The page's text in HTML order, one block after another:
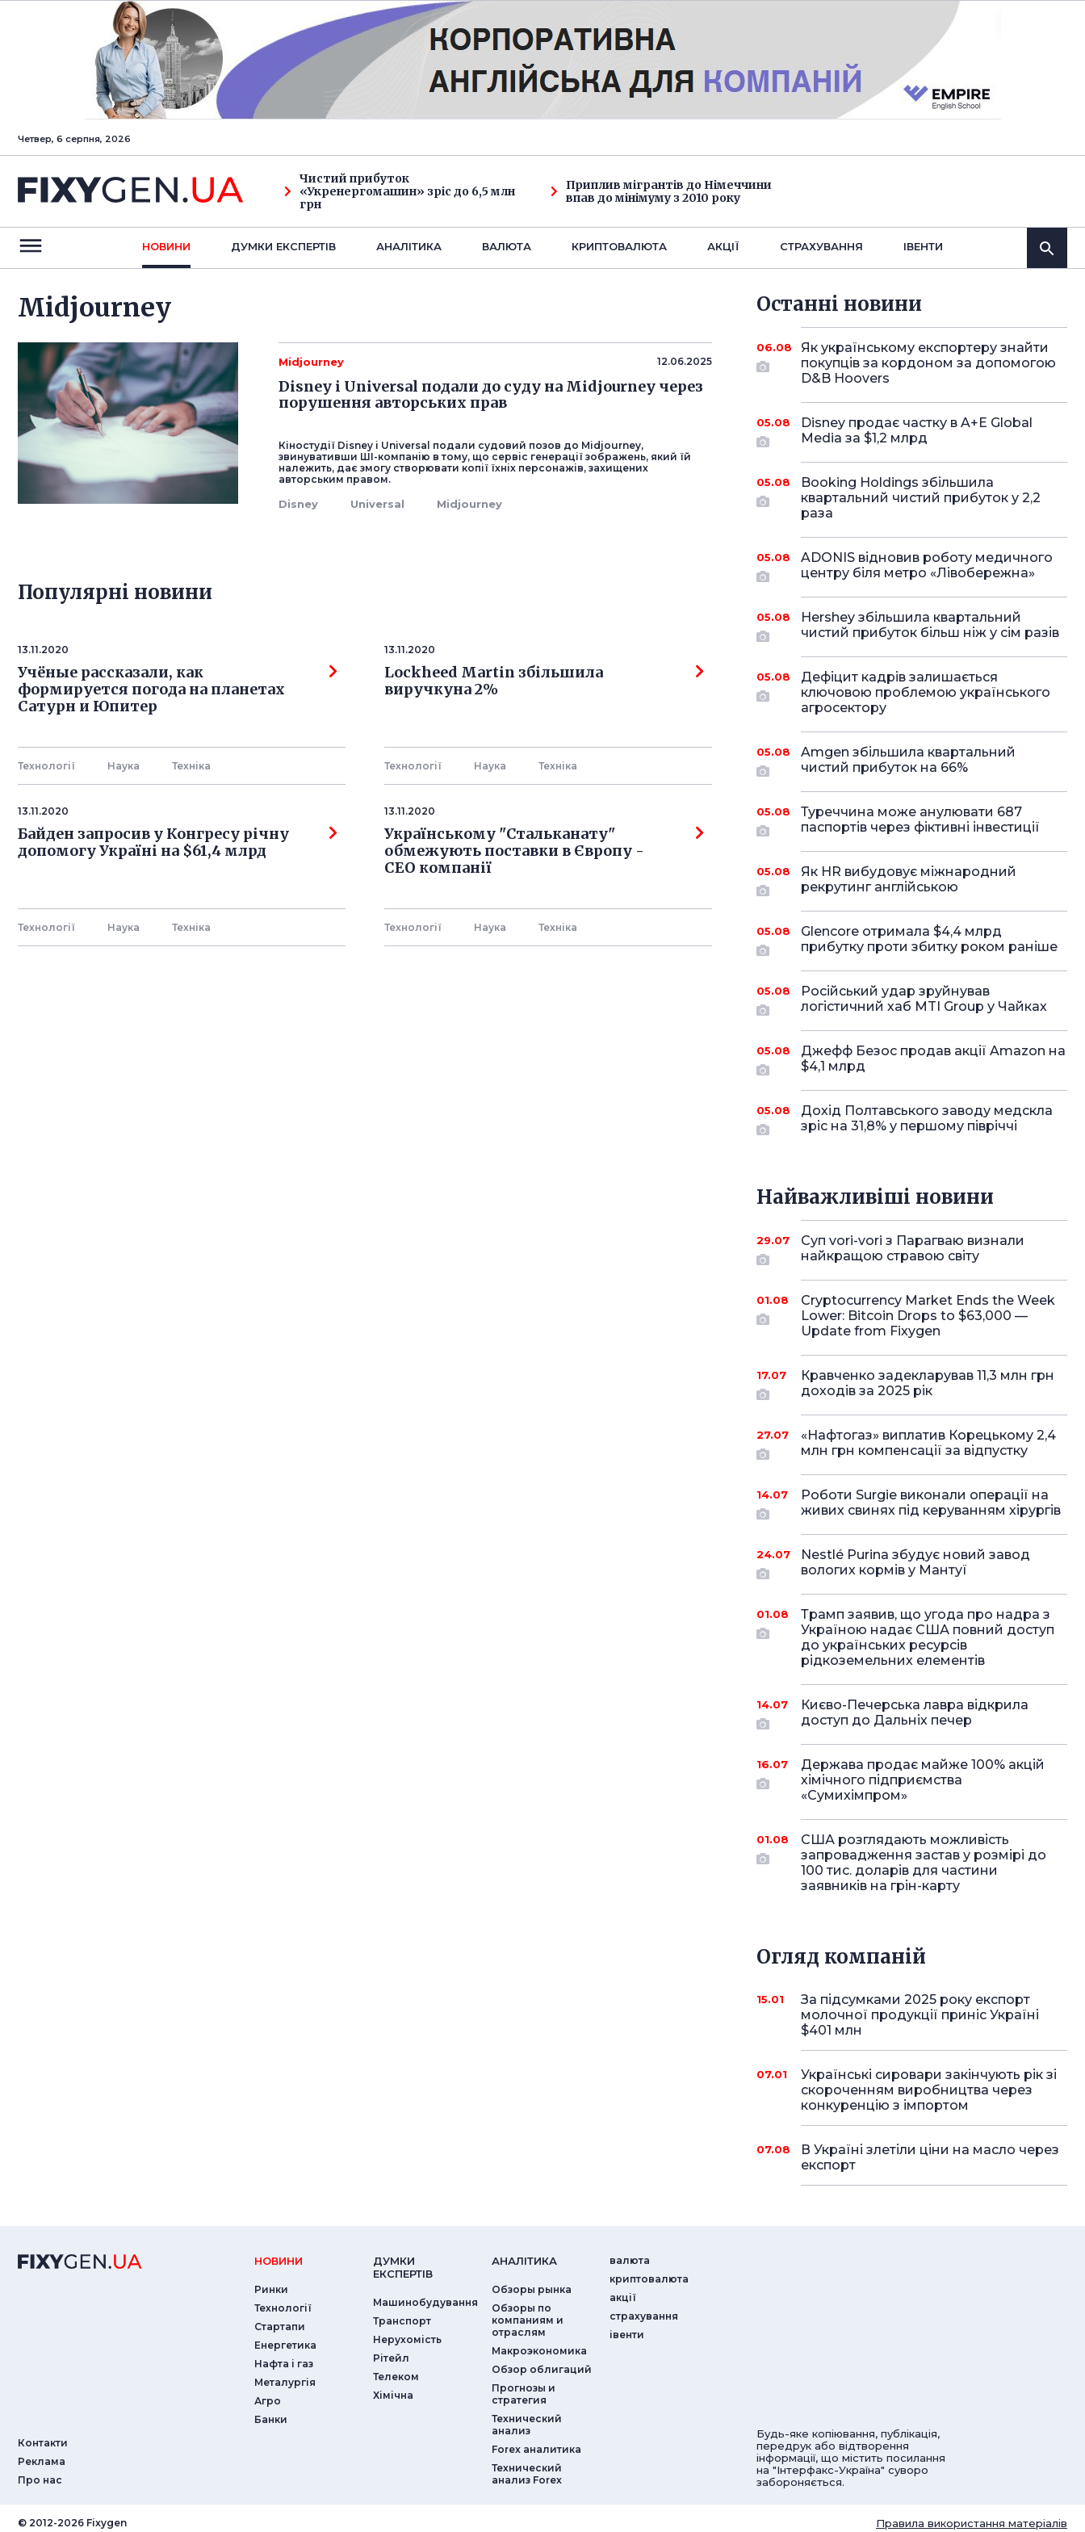
Четвер, 6 серпня, 2026
Чистий прибуток
«Укренергомашин» зріс до 6,5 млн
грн
Приплив мігрантів до Німеччини
впав до мінімуму з 2010 року
НОВИНИ ДУМКИ ЕКСПЕРТIВ АНАЛIТИКА ВАЛЮТА КРИПТОВАЛЮТА АКЦІЇ СТРАХУВАННЯ IВЕНТИ
Midjourney
Midjourney 12.06.2025
Disney і Universal подали до суду на Midjourney через
порушення авторських прав
Кіностудії Disney і Universal подали судовий позов до Midjourney,
звинувативши ШІ-компанію в тому, що сервіс генерації зображень, який їй
належить, дає змогу створювати копії їхніх персонажів, захищених
авторським правом.
Disney Universal Midjourney
Популярнi новини
13.11.2020
Учёные рассказали, как
формируется погода на планетах
Сатурн и Юпитер
Технології Наука Технiка
13.11.2020
Lockheed Martin збільшила
виручкуна 2%
Технології Наука Технiка
13.11.2020
Байден запросив у Конгресу річну
допомогу Україні на $61,4 млрд
Технології Наука Технiка
13.11.2020
Українському "Стальканату"
обмежують поставки в Європу -
СЕО компанії
Технології Наука Технiка
Останнi новини
06.08
Як українському експортеру знайти
покупців за кордоном за допомогою
D&B Hoovers
05.08
Disney продає частку в A+E Global
Media за $1,2 млрд
05.08
Booking Holdings збільшила
квартальний чистий прибуток у 2,2
раза
05.08
ADONIS відновив роботу медичного
центру біля метро «Лівобережна»
05.08
Hershey збільшила квартальний
чистий прибуток більш ніж у сім разів
05.08
Дефіцит кадрів залишається
ключовою проблемою українського
агросектору
05.08
Amgen збільшила квартальний
чистий прибуток на 66%
05.08
Туреччина може анулювати 687
паспортів через фіктивні інвестиції
05.08
Як HR вибудовує міжнародний
рекрутинг англійською
05.08
Glencore отримала $4,4 млрд
прибутку проти збитку роком раніше
05.08
Російський удар зруйнував
логістичний хаб MTI Group у Чайках
05.08
Джефф Безос продав акції Amazon на
$4,1 млрд
05.08
Дохід Полтавського заводу медскла
зріс на 31,8% у першому півріччі
Найважливіші новини
29.07
Суп vori-vori з Парагваю визнали
найкращою стравою світу
01.08
Cryptocurrency Market Ends the Week
Lower: Bitcoin Drops to $63,000 —
Update from Fixygen
17.07
Кравченко задекларував 11,3 млн грн
доходів за 2025 рік
27.07
«Нафтогаз» виплатив Корецькому 2,4
млн грн компенсації за відпустку
14.07
Роботи Surgie виконали операції на
живих свинях під керуванням хірургів
24.07
Nestlé Purina збудує новий завод
вологих кормів у Мантуї
01.08
Трамп заявив, що угода про надра з
Україною надає США повний доступ
до українських ресурсів
рідкоземельних елементів
14.07
Києво-Печерська лавра відкрила
доступ до Дальніх печер
16.07
Держава продає майже 100% акцій
хімічного підприємства
«Сумихімпром»
01.08
США розглядають можливість
запровадження застав у розмірі до
100 тис. доларів для частини
заявників на грін-карту
Огляд компаній
15.01
За підсумками 2025 року експорт
молочної продукції приніс Україні
$401 млн
07.01
Українські сировари закінчують рік зі
скороченням виробництва через
конкуренцію з імпортом
07.08
В Україні злетіли ціни на масло через
експорт
Контакти
Реклама
Про нас
НОВИНИ
Ринки
Технології
Стартапи
Енергетика
Нафта і газ
Металургія
Агро
Банки
ДУМКИ
ЕКСПЕРТIВ
Машинобудування
Транспорт
Нерухомість
Рітейл
Телеком
Хімічна
АНАЛIТИКА
Обзоры рынка
Обзоры по
компаниям и
отраслям
Макроэкономика
Обзор облигаций
Прогнозы и
стратегия
Технический
анализ
Forex аналитика
Технический
анализ Forex
валюта
криптовалюта
акції
страхування
iвенти
Будь-яке копіювання, публікація,
передрук або відтворення
інформації, що містить посилання
на "Інтерфакс-Україна" суворо
забороняється.
© ‎2012-2026 Fixygen Правила використання матеріалів